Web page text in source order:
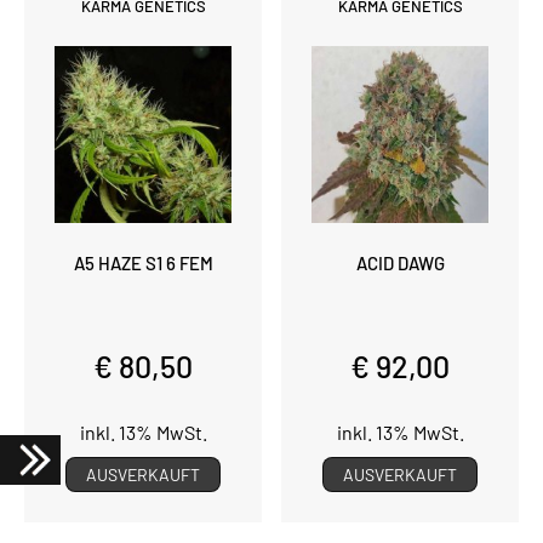
KARMA GENETICS
A5 HAZE S1 6 FEM
€ 80,50
inkl. 13% MwSt.
AUSVERKAUFT
KARMA GENETICS
ACID DAWG
€ 92,00
inkl. 13% MwSt.
AUSVERKAUFT